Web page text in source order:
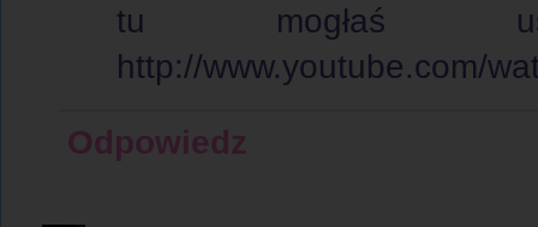
tu mogłaś
http://www.youtube.com/
Odpowiedz